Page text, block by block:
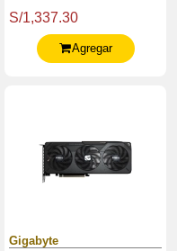
Gddr6, Pcie Gen 5.0
S/1,337.30
Agregar
Gigabyte